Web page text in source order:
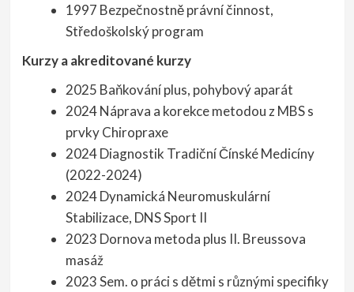
1997 Bezpečnostně právní činnost,
Středoškolský program
Kurzy a akreditované kurzy
2025 Baňkování plus, pohybový aparát
2024 Náprava a korekce metodou z MBS s
prvky Chiropraxe
2024 Diagnostik Tradiční Čínské Medicíny
(2022-2024)
2024 Dynamická Neuromuskulární
Stabilizace, DNS Sport II
2023 Dornova metoda plus II. Breussova
masáž
2023 Sem. o práci s dětmi s různými specifiky